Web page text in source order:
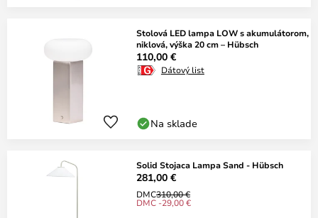
Stolová LED lampa LOW s akumulátorom,
niklová, výška 20 cm – Hübsch
110,00 €
Dátový list
Na sklade
Solid Stojaca Lampa Sand - Hübsch
281,00 €
DMC310,00 €
DMC -29,00 €